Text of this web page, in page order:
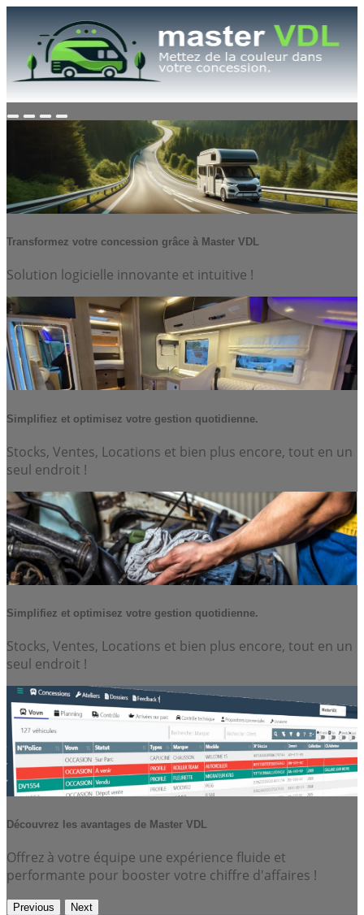
Transformez votre concession grâce à Master VDL
Solution logicielle innovante et intuitive !
Simplifiez et optimisez votre gestion quotidienne.
Stocks, Ventes, Locations et bien plus encore, tout en un
seul endroit !
Simplifiez et optimisez votre gestion quotidienne.
Stocks, Ventes, Locations et bien plus encore, tout en un
seul endroit !
Découvrez les avantages de Master VDL
Offrez à votre équipe une expérience fluide et
performante pour booster votre chiffre d'affaires !
Previous Next